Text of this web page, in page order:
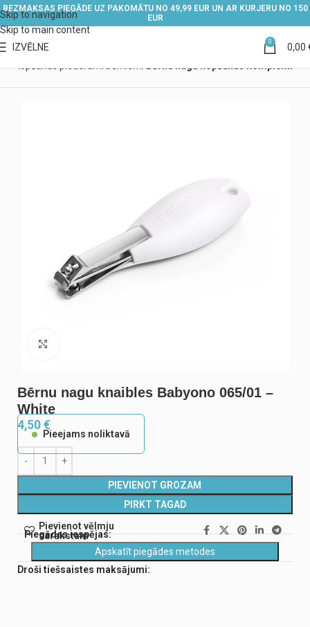
Skip to navigation
Skip to main content
BEZMAKSAS PIEGĀDE UZ PAKOMĀTU NO 49,99 EUR UN AR KURJERU NO 150
EUR
IZVĒLNE 0 0,00
Bērnu nagu knaibles Babyono 065/01 –
White
4,50€
Pieejams noliktavā
PIEVIENOT GROZAM
PIRKT TAGAD
Pievienot vēlmju
sarakstam
Piegādes iespējas:
Apskatīt piegādes metodes
Droši tiešsaistes maksājumi: